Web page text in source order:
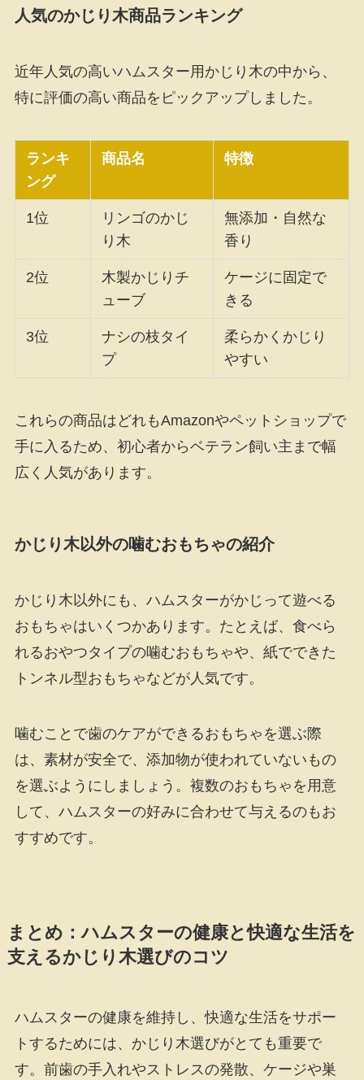
人気のかじり木商品ランキング
近年人気の高いハムスター用かじり木の中から、
特に評価の高い商品をピックアップしました。
ランキ
ング
商品名 特徴
1位
リンゴのかじ
り木
無添加・自然な
香り
2位
木製かじりチ
ューブ
ケージに固定で
きる
3位
ナシの枝タイ
プ
柔らかくかじり
やすい
これらの商品はどれもAmazonやペットショップで
手に入るため、初心者からベテラン飼い主まで幅
広く人気があります。
かじり木以外の噛むおもちゃの紹介
かじり木以外にも、ハムスターがかじって遊べる
おもちゃはいくつかあります。たとえば、食べら
れるおやつタイプの噛むおもちゃや、紙でできた
トンネル型おもちゃなどが人気です。
噛むことで歯のケアができるおもちゃを選ぶ際
は、素材が安全で、添加物が使われていないもの
を選ぶようにしましょう。複数のおもちゃを用意
して、ハムスターの好みに合わせて与えるのもお
すすめです。
まとめ：ハムスターの健康と快適な生活を
支えるかじり木選びのコツ
ハムスターの健康を維持し、快適な生活をサポー
トするためには、かじり木選びがとても重要で
す。前歯の手入れやストレスの発散、ケージや巣